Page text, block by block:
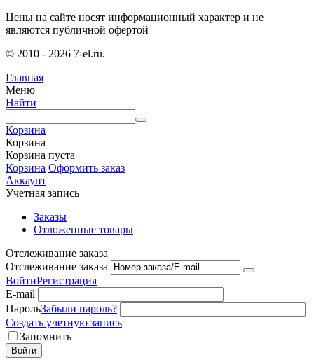
Цены на сайте носят информационный характер и не
являются публичной офертой
© 2010 - 2026 7-el.ru.
Главная
Меню
Найти
Корзина
Корзина
Корзина пуста
Корзина Оформить заказ
Аккаунт
Учетная запись
Заказы
Отложенные товары
Отслеживание заказа
Отслеживание заказа
ВойтиРегистрация
E-mail
ПарольЗабыли пароль?
Создать учетную запись
Запомнить
Войти